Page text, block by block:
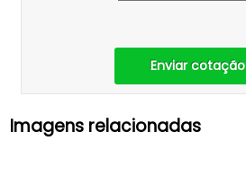
Enviar cotação
Imagens relacionadas